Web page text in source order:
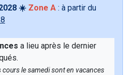
☀️ Zone A : à partir du
a lieu après le dernier
cours le samedi sont en vacances